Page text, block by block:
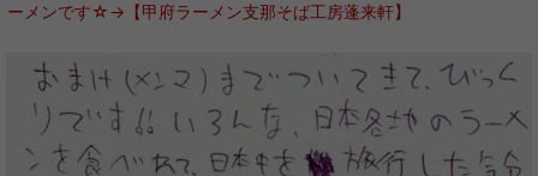
ーメンです☆→【甲府ラーメン支那そば工房蓬来軒】